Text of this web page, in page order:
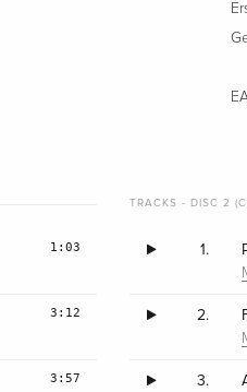
1:03
3:12
3:57
TRACKS - DISC 2
1.
2.
3.